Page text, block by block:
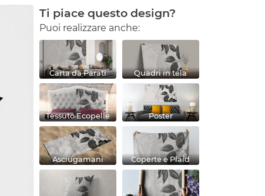
Ti piace questo design?
Puoi realizzare anche:
Carta da Parati Quadri in tela
Tessuto Ecopelle Poster
Asciugamani Coperte e Plaid